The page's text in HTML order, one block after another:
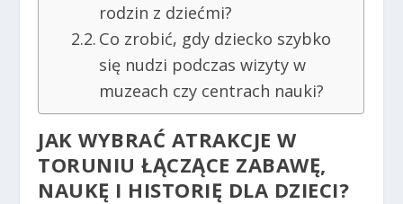
rodzin z dziećmi?
Co zrobić, gdy dziecko szybko
się nudzi podczas wizyty w
muzeach czy centrach nauki?
JAK WYBRAĆ ATRAKCJE W
TORUNIU ŁĄCZĄCE ZABAWĘ,
NAUKĘ I HISTORIĘ DLA DZIECI?